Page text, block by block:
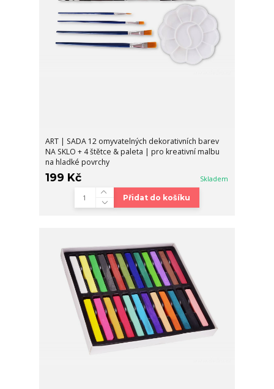
ART | SADA 12 omyvatelných dekorativních barev
NA SKLO + 4 štětce & paleta | pro kreativní malbu
na hladké povrchy
199 Kč Skladem
Přidat do košíku